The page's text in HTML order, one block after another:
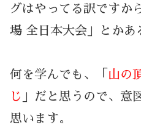
グはやってる訳ですか
場 全日本大会」とかあ
何を学んでも、「 山の
じ 」だと思うので、意
思います。